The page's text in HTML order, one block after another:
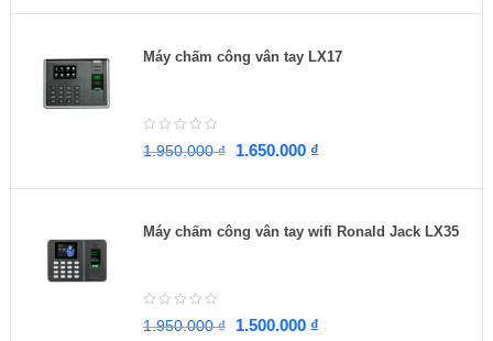
Máy chấm công vân tay LX17
1.950.000₫ 1.650.000 ₫
Máy chấm công vân tay wifi Ronald Jack LX35
1.950.000₫ 1.500.000 ₫